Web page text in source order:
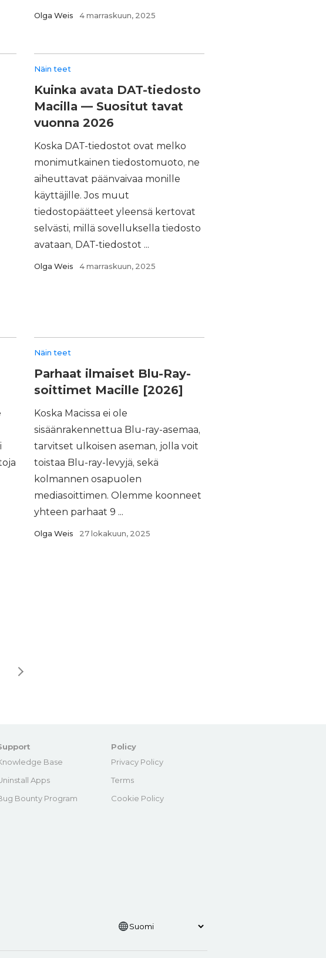
Olga Weis 4 marraskuun, 2025
Näin teet
Kuinka avata DAT-tiedosto
Macilla — Suositut tavat
vuonna 2026
Koska DAT-tiedostot ovat melko
monimutkainen tiedostomuoto, ne
aiheuttavat päänvaivaa monille
käyttäjille. Jos muut
tiedostopäätteet yleensä kertovat
selvästi, millä sovelluksella tiedosto
avataan, DAT-tiedostot ...
Olga Weis 4 marraskuun, 2025
Näin teet
Parhaat ilmaiset Blu-Ray-
soittimet Macille [2026]
Koska Macissa ei ole
sisäänrakennettua Blu-ray-asemaa,
tarvitset ulkoisen aseman, jolla voit
toistaa Blu-ray-levyjä, sekä
kolmannen osapuolen
mediasoittimen. Olemme koonneet
yhteen parhaat 9 ...
Olga Weis 27 lokakuun, 2025
Base
Apps
Bounty Program
Policy
Privacy Policy
Terms
Cookie Policy